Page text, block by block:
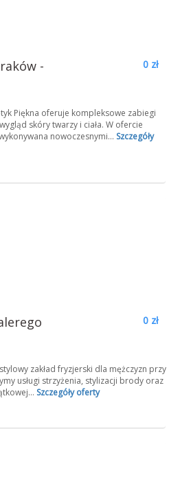
-
0 zł
Piękna oferuje kompleksowe zabiegi
skóry twarzy i ciała. W ofercie
nowoczesnymi... Szczegóły
0 zł
zakład fryzjerski dla mężczyzn przy
usługi strzyżenia, stylizacji brody oraz
Szczegóły oferty